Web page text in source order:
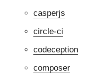
casperjs
circle-ci
codeception
composer